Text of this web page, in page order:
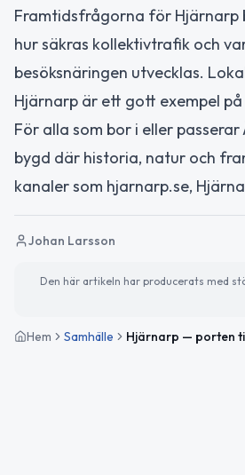
Framtidsfrågorna för Hjärnarp
hur säkras kollektivtrafik och
besöksnäringen utvecklas.
Hjärnarp är ett gott exempel
För alla som bor i eller
bygd där historia, natur och
kanaler som hjarnarp.se,
Johan Larsson
Den här artikeln har producerats med
Hem Samhälle